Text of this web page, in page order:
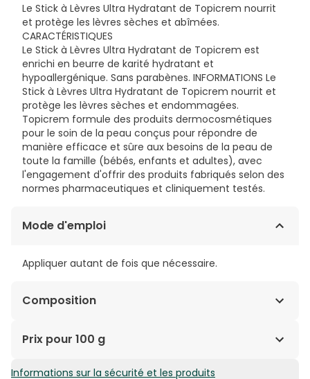
Le Stick à Lèvres Ultra Hydratant de Topicrem nourrit
et protège les lèvres sèches et abîmées.
CARACTÉRISTIQUES
Le Stick à Lèvres Ultra Hydratant de Topicrem est
enrichi en beurre de karité hydratant et
hypoallergénique. Sans parabènes. INFORMATIONS Le
Stick à Lèvres Ultra Hydratant de Topicrem nourrit et
protège les lèvres sèches et endommagées.
Topicrem formule des produits dermocosmétiques
pour le soin de la peau conçus pour répondre de
manière efficace et sûre aux besoins de la peau de
toute la famille (bébés, enfants et adultes), avec
l'engagement d'offrir des produits fabriqués selon des
normes pharmaceutiques et cliniquement testés.
Mode d'emploi
Appliquer autant de fois que nécessaire.
Composition
Paraffinum liquidum (mineral oil), cetyl palmitate,
butter, isopropyl myristate, ethylhexyl
Prix pour 100 g
Informations sur la sécurité et les produits